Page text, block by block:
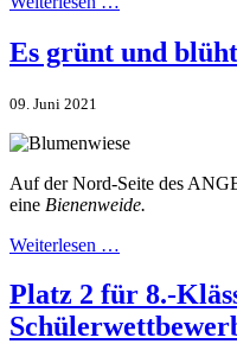
Es grünt und blüht
09. Juni 2021
Auf der Nord-Seite des
eine Bienenweide.
Weiterlesen …
Platz 2 für 8.-